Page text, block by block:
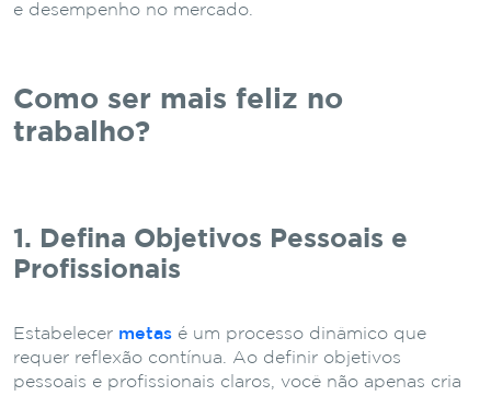
e desempenho no mercado.
Como ser mais feliz no
trabalho?
1. Defina Objetivos Pessoais e
Profissionais
Estabelecer metas é um processo dinâmico que
requer reflexão contínua. Ao definir objetivos
pessoais e profissionais claros, você não apenas cria